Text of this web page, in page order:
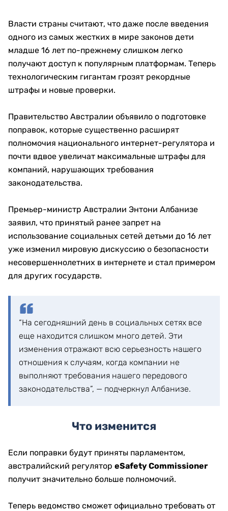
Власти страны считают, что даже после введения
одного из самых жестких в мире законов дети
младше 16 лет по-прежнему слишком легко
получают доступ к популярным платформам. Теперь
технологическим гигантам грозят рекордные
штрафы и новые проверки.
Правительство Австралии объявило о подготовке
поправок, которые существенно расширят
полномочия национального интернет-регулятора и
почти вдвое увеличат максимальные штрафы для
компаний, нарушающих требования
законодательства.
Премьер-министр Австралии Энтони Албанизе
заявил, что принятый ранее запрет на
использование социальных сетей детьми до 16 лет
уже изменил мировую дискуссию о безопасности
несовершеннолетних в интернете и стал примером
для других государств.
“На сегодняшний день в социальных сетях все
еще находится слишком много детей. Эти
изменения отражают всю серьезность нашего
отношения к случаям, когда компании не
выполняют требования нашего передового
законодательства”, — подчеркнул Албанизе.
Что изменится
Если поправки будут приняты парламентом,
австралийский регулятор eSafety Commissioner
получит значительно больше полномочий.
Теперь ведомство сможет официально требовать от